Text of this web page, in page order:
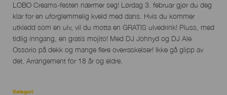
Descripción
del
evento
LOBO Creams-festen nærmer seg! Lørdag 3. februar gjør du deg
klar for en uforglemmelig kveld med dans. Hvis du kommer
utkledd som en ulv, vil du motta en GRATIS ulvedrink! Pluss, med
tidlig inngang, en gratis mojito! Med DJ Johnyd og DJ Ale
Ossorio på dekk og mange flere overraskelser! Ikke gå glipp av
det. Arrangement for 18 år og eldre.
Kategori